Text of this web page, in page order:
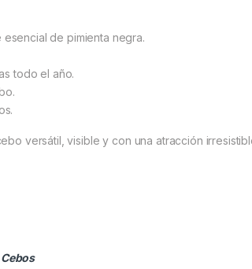
de pimienta negra.
todo el año.
versátil, visible y con una atracción